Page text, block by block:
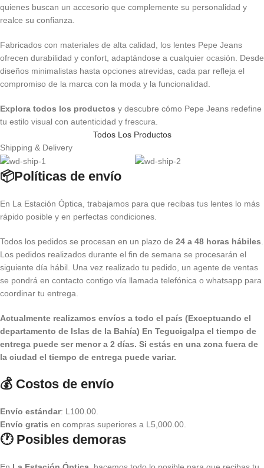
quienes buscan un accesorio que complemente su personalidad y
realce su confianza.
Fabricados con materiales de alta calidad, los lentes Pepe Jeans
ofrecen durabilidad y confort, adaptándose a cualquier ocasión. Desde
diseños minimalistas hasta opciones atrevidas, cada par refleja el
compromiso de la marca con la moda y la funcionalidad.
Explora todos los productos y descubre cómo Pepe Jeans redefine
tu estilo visual con autenticidad y frescura.
Todos Los Productos
Shipping & Delivery
📦Políticas de envío
En La Estación Óptica, trabajamos para que recibas tus lentes lo más
rápido posible y en perfectas condiciones.
Todos los pedidos se procesan en un plazo de 24 a 48 horas hábiles
Los pedidos realizados durante el fin de semana se procesarán el
siguiente día hábil. Una vez realizado tu pedido, un agente de ventas
se pondrá en contacto contigo vía llamada telefónica o whatsapp para
coordinar tu entrega.
Actualmente realizamos envíos a todo el país (Exceptuando el
departamento de Islas de la Bahía) En Tegucigalpa el tiempo de
entrega puede ser menor a 2 días. Si estás en una zona fuera de
la ciudad el tiempo de entrega puede variar.
💰 Costos de envío
Envío estándar: L100.00.
Envío gratis en compras superiores a L5,000.00.
🕐 Posibles demoras